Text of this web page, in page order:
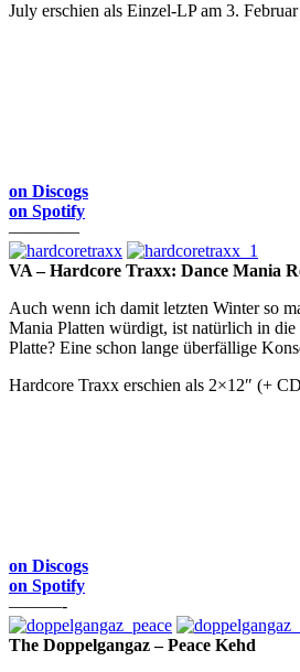
July erschien als Einzel-LP am 3.
on Discogs
on Spotify
————
VA – Hardcore Traxx: Dance Mania
Auch wenn ich damit letzten Winter so
Mania Platten würdigt, ist natürlich in
Platte? Eine schon lange überfällige
Hardcore Traxx erschien als 2×12″ (+
on Discogs
on Spotify
———-
The Doppelgangaz – Peace Kehd